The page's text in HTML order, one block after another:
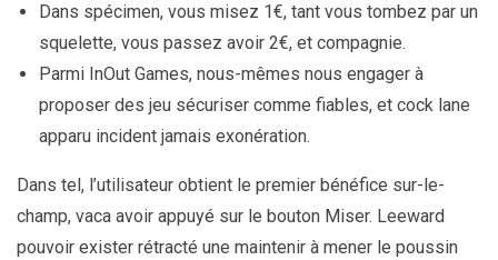
Dans spécimen, vous misez 1€, tant vous tombez par un
squelette, vous passez avoir 2€, et compagnie.
Parmi InOut Games, nous-mêmes nous engager à
proposer des jeu sécuriser comme fiables, et cock lane
apparu incident jamais exonération.
Dans tel, l’utilisateur obtient le premier bénéfice sur-le-
champ, vaca avoir appuyé sur le bouton Miser. Leeward
pouvoir exister rétracté une maintenir à mener le poussin